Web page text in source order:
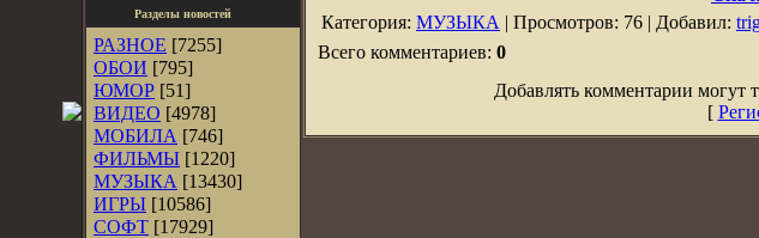
Разделы новостей
РАЗНОЕ [7255]
ОБОИ [795]
ЮМОР [51]
ВИДЕО [4978]
МОБИЛА [746]
ФИЛЬМЫ [1220]
МУЗЫКА [13430]
ИГРЫ [10586]
СОФТ [17929]
Категория: МУЗЫКА | Просмотров: 76 | Добавил:
Всего комментариев: 0
Добавлять комментарии могут
[